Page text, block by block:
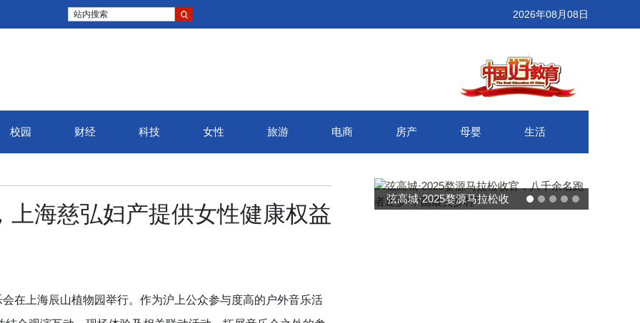
站内搜索 2026年08月08日
校园 财经 科技 女性 旅游 电商 房产 母婴 生活
海慈弘妇产提供女性健康权益
在上海辰山植物园举行。作为沪上公众参与度高的户外音乐活
弦高城·2025婺源马拉松收
官，八千余名跑者逐梦“中国
武汉百联奥莱年度感恩季